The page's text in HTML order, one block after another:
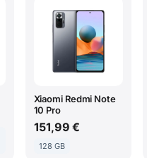
Xiaomi Redmi Note
10 Pro
151,99 €
128 GB